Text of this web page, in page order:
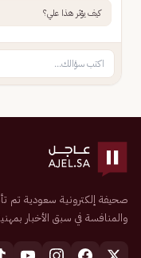
كيف يؤثر هذا علي؟
والمنافسة في سبق الأخبار